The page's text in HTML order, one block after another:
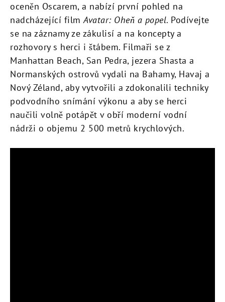
oceněn Oscarem, a nabízí první pohled na
nadcházející filmAvatar: Oheň a popel. Podívejte
se na záznamy ze zákulisí a na koncepty a
rozhovory s herci i štábem. Filmaři se z
Manhattan Beach, San Pedra, jezera Shasta a
Normanských ostrovů vydali na Bahamy, Havaj a
Nový Zéland, aby vytvořili a zdokonalili techniky
podvodního snímání výkonu a aby se herci
naučili volně potápět v obří moderní vodní
nádrži o objemu 2 500 metrů krychlových.